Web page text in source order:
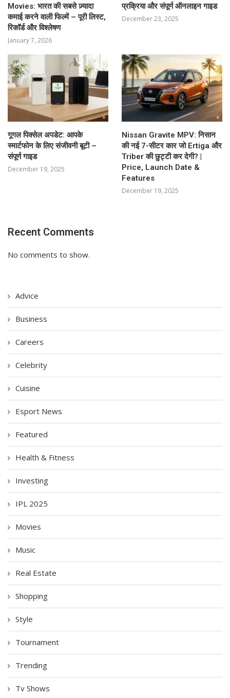
Movies: भारत की सबसे ज़्यादा
कमाई करने वाली फिल्में – पूरी लिस्ट,
रिकॉर्ड और विश्लेषण
January 7, 2026
प्रक्रिया और संपूर्ण ऑनलाइन गाइड
December 23, 2025
गूगल पिक्सेल अपडेट: आपके
स्मार्टफोन के लिए संजीवनी बूटी –
संपूर्ण गाइड
December 19, 2025
Nissan Gravite MPV: निसान
की नई 7-सीटर कार जो Ertiga और
Triber की छुट्टी कर देगी? |
Price, Launch Date &
Features
December 19, 2025
Recent Comments
No comments to show.
Advice
Business
Careers
Celebrity
Cuisine
Esport News
Featured
Health & Fitness
Investing
IPL 2025
Movies
Music
Real Estate
Shopping
Style
Tournament
Trending
Tv Shows